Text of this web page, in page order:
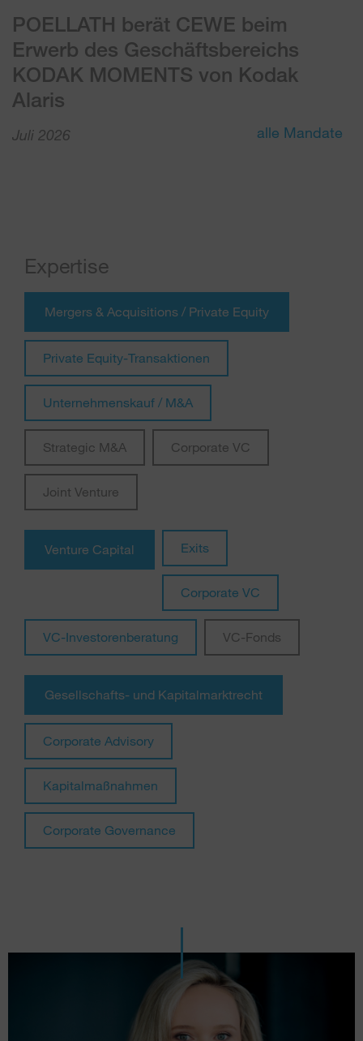
POELLATH berät CEWE beim
Erwerb des Geschäftsbereichs
KODAK MOMENTS von Kodak
Alaris
Juli 2026
alle Mandate
Expertise
Mergers & Acquisitions / Private Equity
Private Equity-Transaktionen
Unternehmenskauf / M&A
Strategic M&A Corporate VC
Joint Venture
Venture Capital Exits
Corporate VC
VC-Investorenberatung VC-Fonds
Gesellschafts- und Kapitalmarktrecht
Corporate Advisory
Kapitalmaßnahmen
Corporate Governance